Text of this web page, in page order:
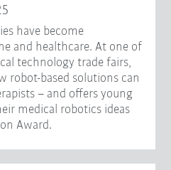
have become
and healthcare. At one of
technology trade fairs,
robot-based solutions can
– and offers young
medical robotics ideas
Award.